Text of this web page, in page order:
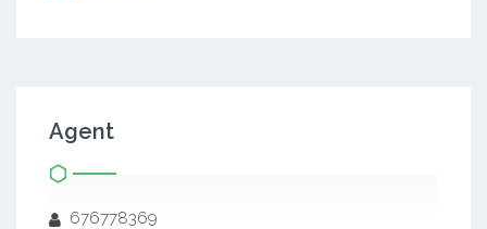
Agent
676778369